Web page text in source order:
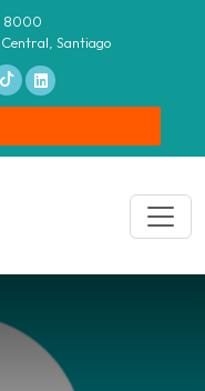
8000
Santiago